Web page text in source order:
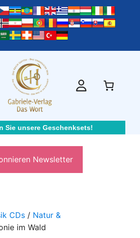
Sie unsere Geschenksets!
Newsletter
CDs / Natur &
im Wald